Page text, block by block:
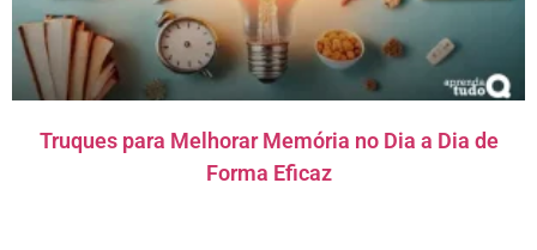
Truques para Melhorar Memória no Dia a Dia de
Forma Eficaz